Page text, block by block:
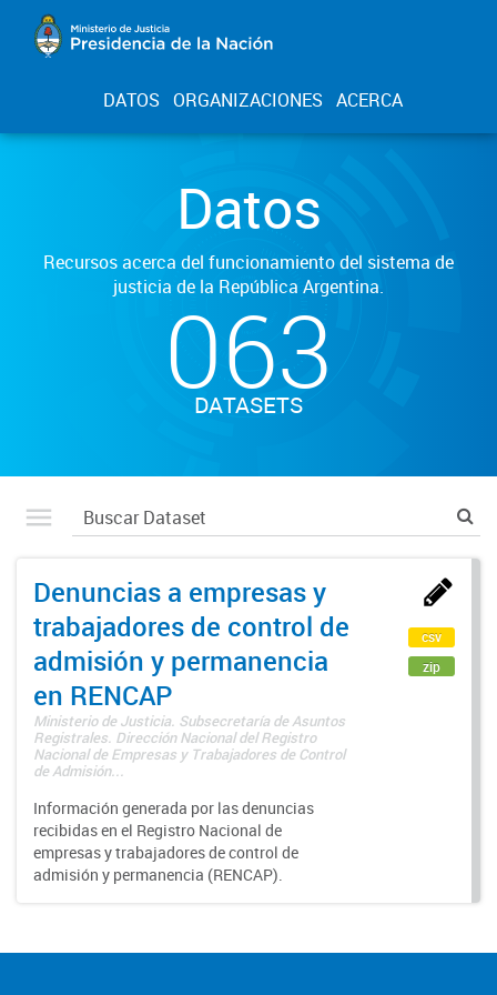
DATOS ORGANIZACIONES ACERCA
Datos
Recursos acerca del funcionamiento del sistema de
justicia de la República Argentina.
063
DATASETS
Denuncias a empresas y
trabajadores de control de
admisión y permanencia
en RENCAP
Ministerio de Justicia. Subsecretaría de Asuntos
Registrales. Dirección Nacional del Registro
Nacional de Empresas y Trabajadores de Control
de Admisión...
Información generada por las denuncias
recibidas en el Registro Nacional de
empresas y trabajadores de control de
admisión y permanencia (RENCAP).
csv
zip